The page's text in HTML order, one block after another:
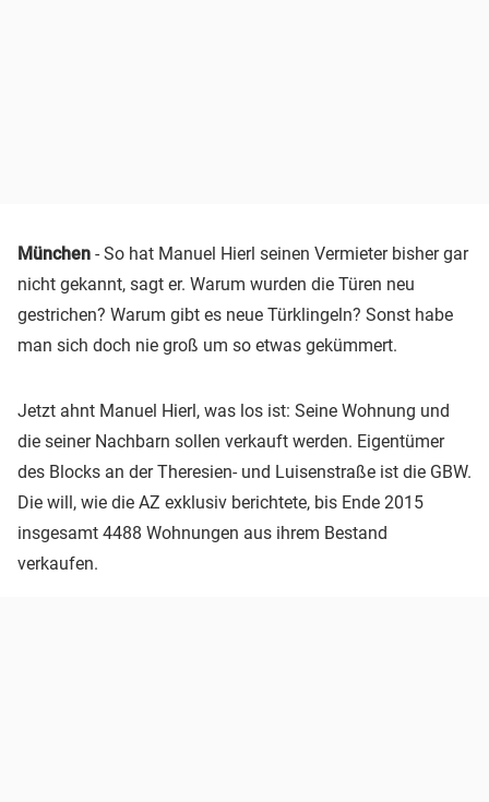
München - So hat Manuel Hierl seinen Vermieter bisher gar
nicht gekannt, sagt er. Warum wurden die Türen neu
gestrichen? Warum gibt es neue Türklingeln? Sonst habe
man sich doch nie groß um so etwas gekümmert.
Jetzt ahnt Manuel Hierl, was los ist: Seine Wohnung und
die seiner Nachbarn sollen verkauft werden. Eigentümer
des Blocks an der Theresien- und Luisenstraße ist die GBW.
Die will, wie die AZ exklusiv berichtete, bis Ende 2015
insgesamt 4488 Wohnungen aus ihrem Bestand
verkaufen.